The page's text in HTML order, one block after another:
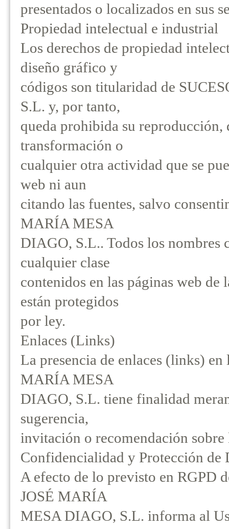
presentados o localizados en sus
Propiedad intelectual e industrial
Los derechos de propiedad
diseño gráfico y
códigos son titularidad de
S.L. y, por tanto,
queda prohibida su
transformación o
cualquier otra actividad que se
web ni aun
citando las fuentes, salvo
MARÍA MESA
DIAGO, S.L.. Todos los nombres
cualquier clase
contenidos en las páginas web de
están protegidos
por ley.
Enlaces (Links)
La presencia de enlaces (links)
MARÍA MESA
DIAGO, S.L. tiene finalidad
sugerencia,
invitación o recomendación sobre
Confidencialidad y Protección de
A efecto de lo previsto en RGPD
JOSÉ MARÍA
MESA DIAGO, S.L. informa al